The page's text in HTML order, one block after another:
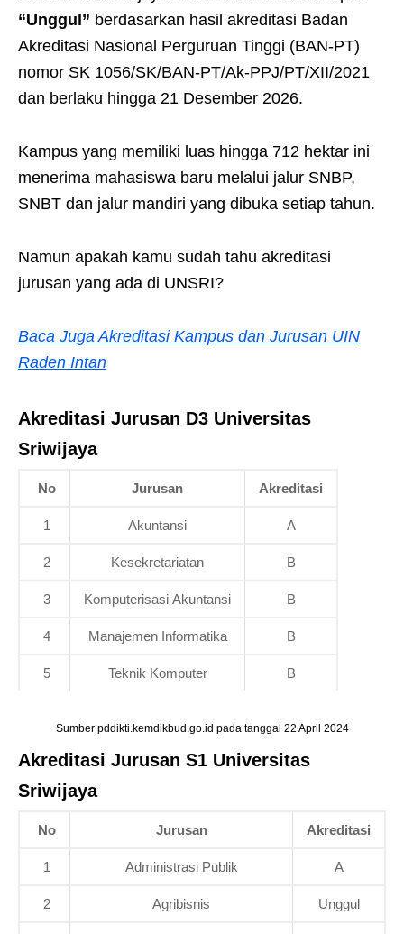
“Unggul” berdasarkan hasil akreditasi Badan
Akreditasi Nasional Perguruan Tinggi (BAN-PT)
nomor SK 1056/SK/BAN-PT/Ak-PPJ/PT/XII/2021
dan berlaku hingga 21 Desember 2026.
Kampus yang memiliki luas hingga 712 hektar ini
menerima mahasiswa baru melalui jalur SNBP,
SNBT dan jalur mandiri yang dibuka setiap tahun.
Namun apakah kamu sudah tahu akreditasi
jurusan yang ada di UNSRI?
Baca Juga Akreditasi Kampus dan Jurusan UIN
Raden Intan
Akreditasi Jurusan D3 Universitas
Sriwijaya
No Jurusan Akreditasi
1 Akuntansi A
2 Kesekretariatan B
3 Komputerisasi Akuntansi B
4 Manajemen Informatika B
5 Teknik Komputer B
Sumber pddikti.kemdikbud.go.id pada tanggal 22 April 2024
Akreditasi Jurusan S1 Universitas
Sriwijaya
No Jurusan Akreditasi
1 Administrasi Publik A
2 Agribisnis Unggul